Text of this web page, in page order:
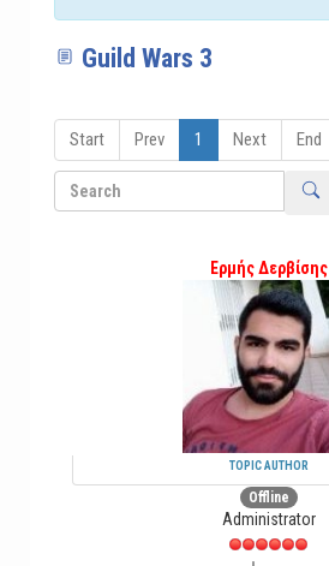
Guild Wars 3
Start Prev 1 Next End
Ερμής Δερβίσης
TOPIC AUTHOR
Offline
Administrator